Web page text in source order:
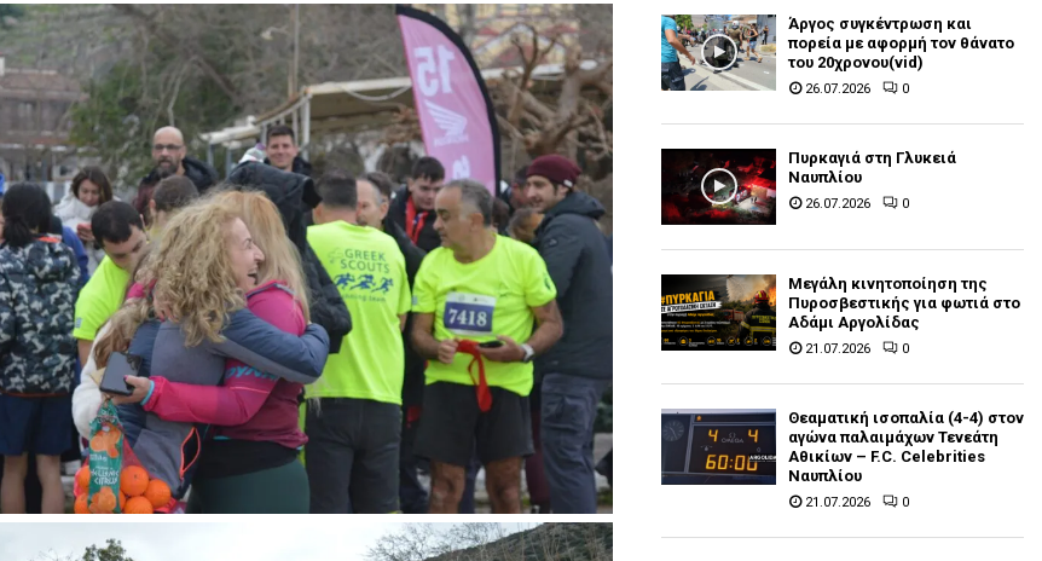
Άργος συγκέντρωση και
πορεία με αφορμή τον θάνατο
του 20χρονου(vid)
26.07.2026 0
Πυρκαγιά στη Γλυκειά
Ναυπλίου
26.07.2026 0
Μεγάλη κινητοποίηση της
Πυροσβεστικής για φωτιά στο
Αδάμι Αργολίδας
21.07.2026 0
Θεαματική ισοπαλία (4-4) στον
αγώνα παλαιμάχων Τενεάτη
Αθικίων – F.C. Celebrities
Ναυπλίου
21.07.2026 0